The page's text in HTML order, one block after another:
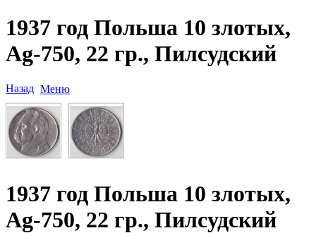
1937 год Польша 10 злотых,
Ag-750, 22 гр., Пилсудский
Назад Меню
1937 год Польша 10 злотых,
Ag-750, 22 гр., Пилсудский